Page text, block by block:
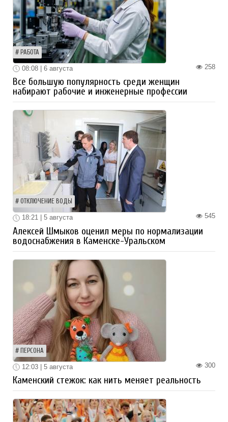
РАБОТА
258
08:08 | 6 августа
Все большую популярность среди женщин
набирают рабочие и инженерные профессии
ОТКЛЮЧЕНИЕ ВОДЫ
545
18:21 | 5 августа
Алексей Шмыков оценил меры по нормализации
водоснабжения в Каменске-Уральском
ПЕРСОНА
300
12:03 | 5 августа
Каменский стежок: как нить меняет реальность